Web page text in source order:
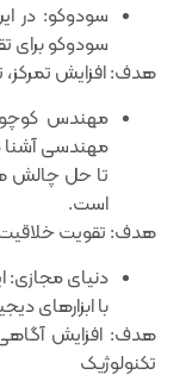
سودوکو: در
سودوکو برای
هدف: افزایش
مهندس
مهندسی آشنا
تا حل چالش
است.
هدف: تقویت خلاقیت
دنیای مجازی:
با ابزارهای
هدف: افزایش آگاهی
تکنولوژیک